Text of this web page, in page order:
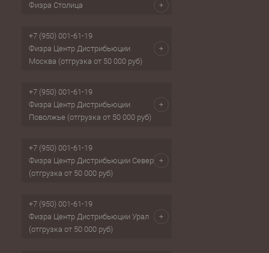
Физра Столица
+7 (950) 001-61-19
Физра Центр Дистрибьюции
Москва (отгрузка от 50 000 руб)
+7 (950) 001-61-19
Физра Центр Дистрибьюции
Поволжье (отгрузка от 50 000 руб)
+7 (950) 001-61-19
Физра Центр Дистрибьюции Север
(отгрузка от 50 000 руб)
+7 (950) 001-61-19
Физра Центр Дистрибьюции Урал
(отгрузка от 50 000 руб)